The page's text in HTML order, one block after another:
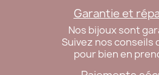
Garantie et
Nos bijoux sont
Suivez nos
pour bien en